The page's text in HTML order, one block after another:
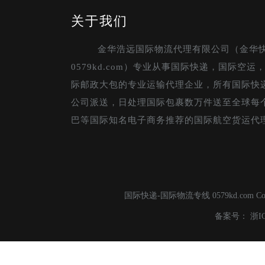
关于我们
金华浩远国际物流代理有限公司（金华
0579kd.com）专业从事国际快递，国际空运
际邮政大包的专业运输代理企业，所有国际快
公司派送，日处理国际包裹数万件送至全球每
巴等国际知名电子商务推荐的国际航空货运代
国际快递-国际物流专线 0579kd.com
备案号： 浙